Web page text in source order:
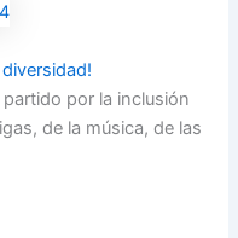
por la inclusión
de la música, de las